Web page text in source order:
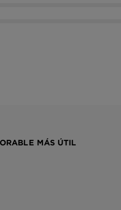
MÁS ÚTIL